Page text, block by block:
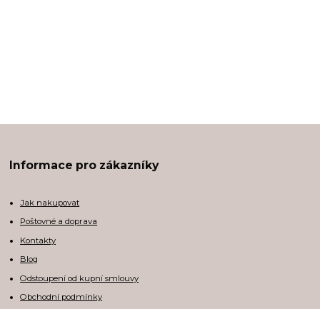
Informace pro zákazníky
Jak nakupovat
Poštovné a doprava
Kontakty
Blog
Odstoupení od kupní smlouvy
Obchodní podmínky